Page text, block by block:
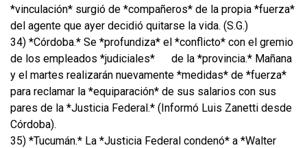
*vinculación* surgió de *compañeros* de la propia *fuerza*
del agente que ayer decidió quitarse la vida. (S.G.)
34) *Córdoba.* Se *profundiza* el *conflicto* con el gremio
de los empleados *judiciales*
de la *provincia.* Mañana
y el martes realizarán nuevamente *medidas* de *fuerza*
para reclamar la *equiparación* de sus salarios con sus
pares de la *Justicia Federal.* (Informó Luis Zanetti desde
Córdoba).
35) *Tucumán.* La *Justicia Federal condenó* a *Walter